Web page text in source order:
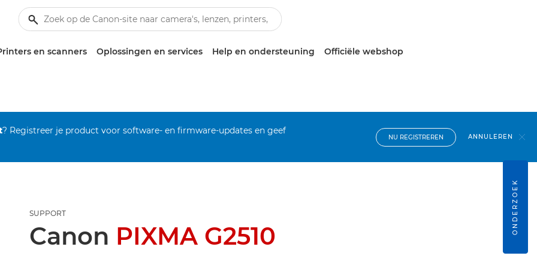
en scanners Oplossingen en services Help en ondersteuning Officiële webshop
? Registreer je product voor software- en firmware-updates en geef
NU REGISTREREN ANNULEREN
SUPPORT
Canon PIXMA G2510
ONDERZOEK